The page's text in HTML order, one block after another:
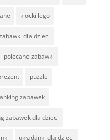
klocki lego
dla dzieci
polecane zabawki
puzzle
zabawek
zabawek dla dzieci
układanki dla dzieci